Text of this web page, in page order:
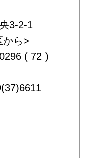
3-2-1
から>
( 72 )